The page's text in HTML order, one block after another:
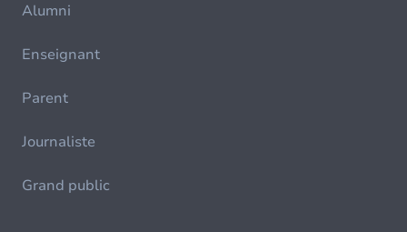
Alumni
Enseignant
Parent
Journaliste
Grand public